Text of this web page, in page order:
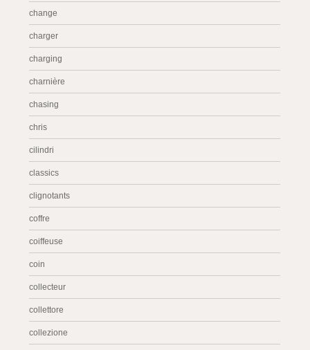
change
charger
charging
charnière
chasing
chris
cilindri
classics
clignotants
coffre
coiffeuse
coin
collecteur
collettore
collezione